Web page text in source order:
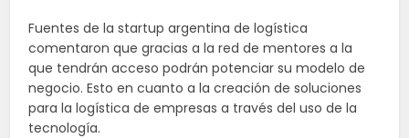
Fuentes de la startup argentina de logística
comentaron que gracias a la red de mentores a la
que tendrán acceso podrán potenciar su modelo de
negocio. Esto en cuanto a la creación de soluciones
para la logística de empresas a través del uso de la
tecnología.